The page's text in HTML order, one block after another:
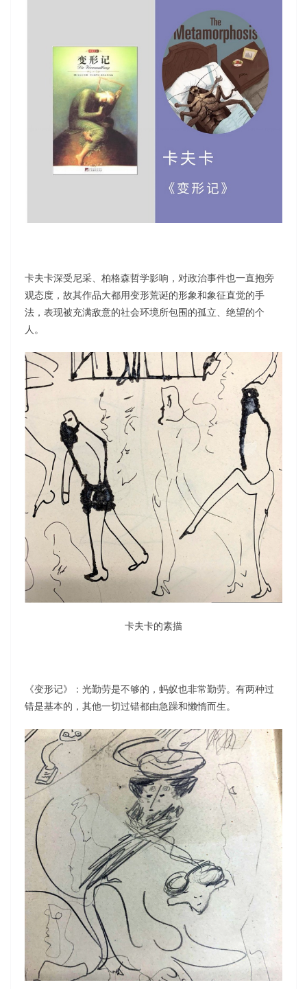
卡夫卡深受尼采、柏格森哲学影响，对政治事件也一直抱旁
观态度，故其作品大都用变形荒诞的形象和象征直觉的手
法，表现被充满敌意的社会环境所包围的孤立、绝望的个
人。
卡夫卡的素描
《变形记》：光勤劳是不够的，蚂蚁也非常勤劳。有两种过
错是基本的，其他一切过错都由急躁和懒惰而生。